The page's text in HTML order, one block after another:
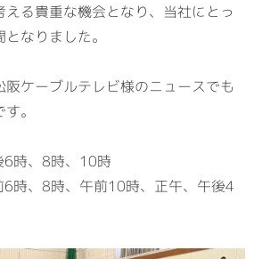
る貴重な機会となり、当社にとっ
なりました。
阪ケーブルテレビ様のニュースでも
。
6時、8時、10時
6時、8時、午前10時、正午、午後4